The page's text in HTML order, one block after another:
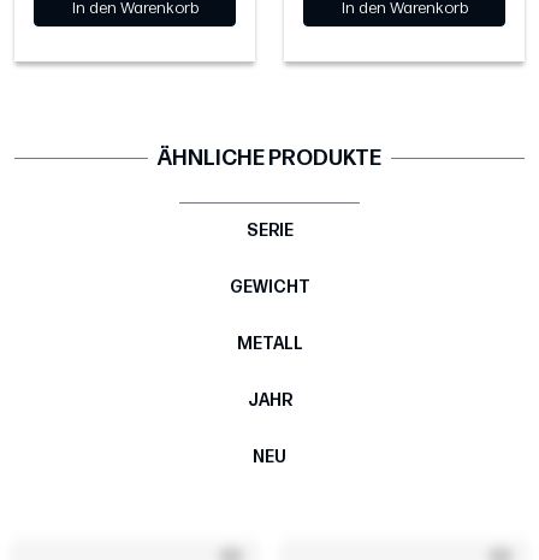
In den Warenkorb
In den Warenkorb
ÄHNLICHE PRODUKTE
SERIE
GEWICHT
METALL
JAHR
NEU